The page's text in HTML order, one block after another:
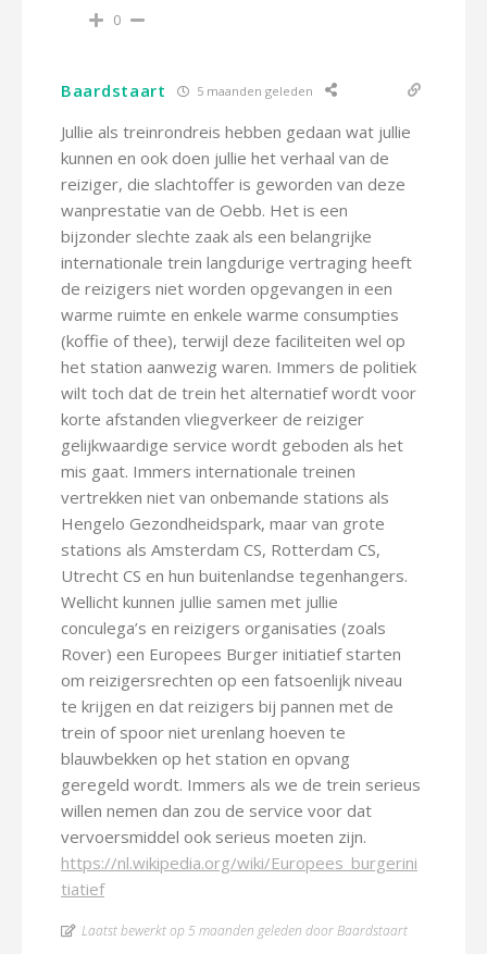
0
Baardstaart 5 maanden geleden
Jullie als treinrondreis hebben gedaan wat jullie
kunnen en ook doen jullie het verhaal van de
reiziger, die slachtoffer is geworden van deze
wanprestatie van de Oebb. Het is een
bijzonder slechte zaak als een belangrijke
internationale trein langdurige vertraging heeft
de reizigers niet worden opgevangen in een
warme ruimte en enkele warme consumpties
(koffie of thee), terwijl deze faciliteiten wel op
het station aanwezig waren. Immers de politiek
wilt toch dat de trein het alternatief wordt voor
korte afstanden vliegverkeer de reiziger
gelijkwaardige service wordt geboden als het
mis gaat. Immers internationale treinen
vertrekken niet van onbemande stations als
Hengelo Gezondheidspark, maar van grote
stations als Amsterdam CS, Rotterdam CS,
Utrecht CS en hun buitenlandse tegenhangers.
Wellicht kunnen jullie samen met jullie
conculega’s en reizigers organisaties (zoals
Rover) een Europees Burger initiatief starten
om reizigersrechten op een fatsoenlijk niveau
te krijgen en dat reizigers bij pannen met de
trein of spoor niet urenlang hoeven te
blauwbekken op het station en opvang
geregeld wordt. Immers als we de trein serieus
willen nemen dan zou de service voor dat
vervoersmiddel ook serieus moeten zijn.
https://nl.wikipedia.org/wiki/Europees_burgerini
tiatief
Laatst bewerkt op 5 maanden geleden door Baardstaart